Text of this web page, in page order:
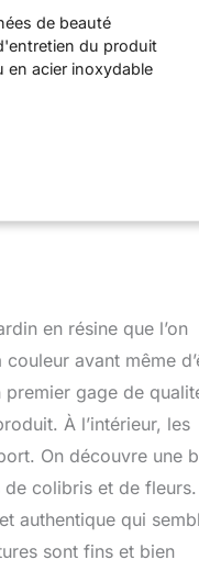
de beauté
du produit
en acier inoxydable
et peuvent différer
la classification
en résine que l’on
avant même
gage de
À l’intérieur, les
On découvre une
colibris et de
authentique qui
sont fins et bien